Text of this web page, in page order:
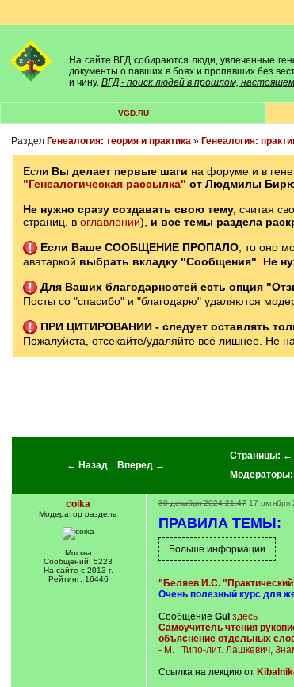
На сайте ВГД собираются люди, увлеченные
документы о павших в боях и пропавших без
и чину. ВГД - поиск людей в прошлом,
VGD.RU
Раздел Генеалогия: теория и практика» Генеалогия:
Если Вы делает первые шаги на форуме и в
"Генеалогическая рассылка" от Людмилы
Не нужно сразу создавать свою тему, считая
страниц, в оглавлении), и все темы раздела
Если Ваше СООБЩЕНИЕ ПРОПАЛО, то оно
аватаркой выбрать вкладку "Сообщения" Не
Для Ваших благодарностей есть опция
Посты со "спасибо" и "благодарю" удаляются
ПРИ ЦИТИРОВАНИИ - следует оставлять
Пожалуйста, отсекайте/удаляйте всё лишнее. Не
← Назад Вперед →
Страницы: ←
Модераторы:
coika
Модератор раздела
Москва
Сообщений: 5223
На сайте с 2013 г.
Рейтинг: 16446
30 декабря 2024 21:47 17
ПРАВИЛА ТЕМЫ:
"Беляев И.С. "Практический
Очень полезный курс для
Сообщение Gul здесь
Самоучитель чтения
объяснение отдельных
- М. : Типо-лит. Лашкевич,
Ссылка на лекцию от